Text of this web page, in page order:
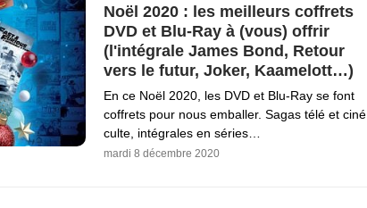
Noël 2020 : les meilleurs coffrets
DVD et Blu-Ray à (vous) offrir
(l'intégrale James Bond, Retour
vers le futur, Joker, Kaamelott…)
En ce Noël 2020, les DVD et Blu-Ray se font
coffrets pour nous emballer. Sagas télé et ciné
culte, intégrales en séries…
mardi 8 décembre 2020